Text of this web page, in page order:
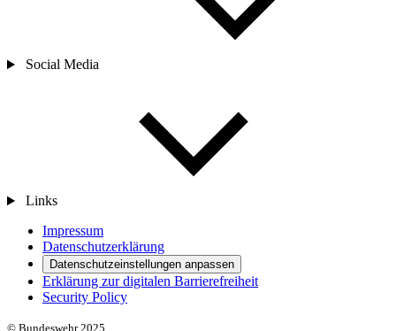
Social Media
Links
Impressum
Datenschutzerklärung
Datenschutzeinstellungen anpassen
Erklärung zur digitalen Barrierefreiheit
Security Policy
© Bundeswehr 2025